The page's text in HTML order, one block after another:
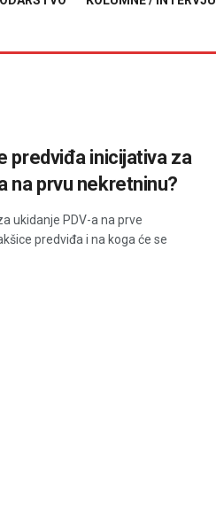
predviđa inicijativa za
na prvu nekretninu?
ukidanje PDV-a na prve
predviđa i na koga će se